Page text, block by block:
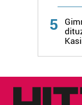
Webgune honek
fitxategiak
zerbitzuak
baliatzen gara.
erabiltzeko
5